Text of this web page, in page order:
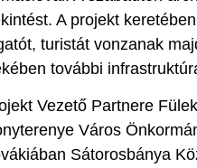
A projekt
turistát vonzanak
további
Vezető Partnere
Város
Sátorosbánya